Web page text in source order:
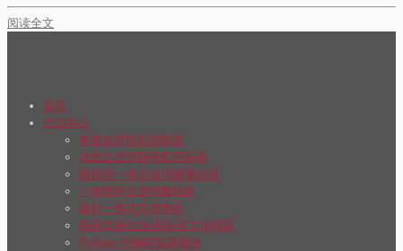
阅读全文
首页
产品中心
多轴步进电机控制器
总线步进伺服电机控制器
航插型一体步进伺服驱动器
一体闭环步进伺服电机
推杆一体式步进电机
电容式液位传感器/压力传感器
Python 可编程拓展模块